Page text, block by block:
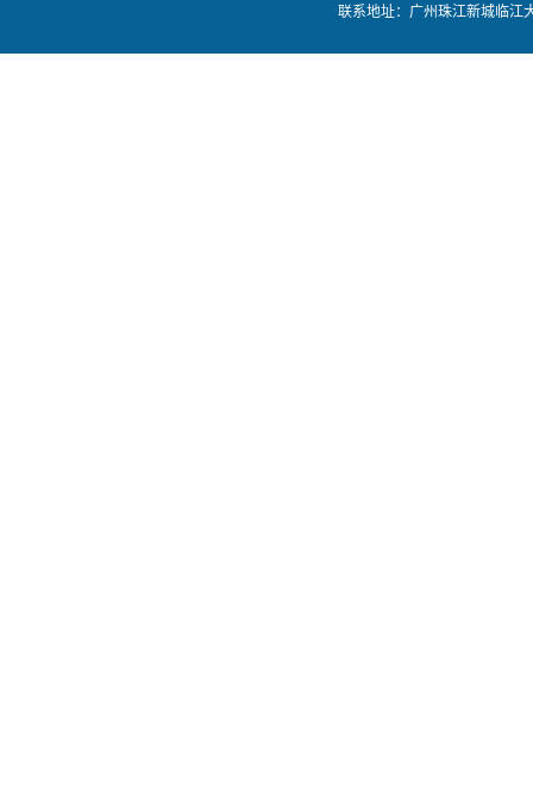
联系地址：广州珠江新城临江